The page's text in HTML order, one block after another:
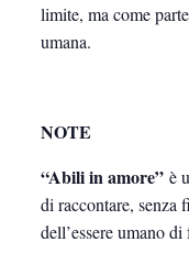
limite, ma come
umana.
NOTE
“Abili in amore”è
di raccontare, senza
dell’essere umano